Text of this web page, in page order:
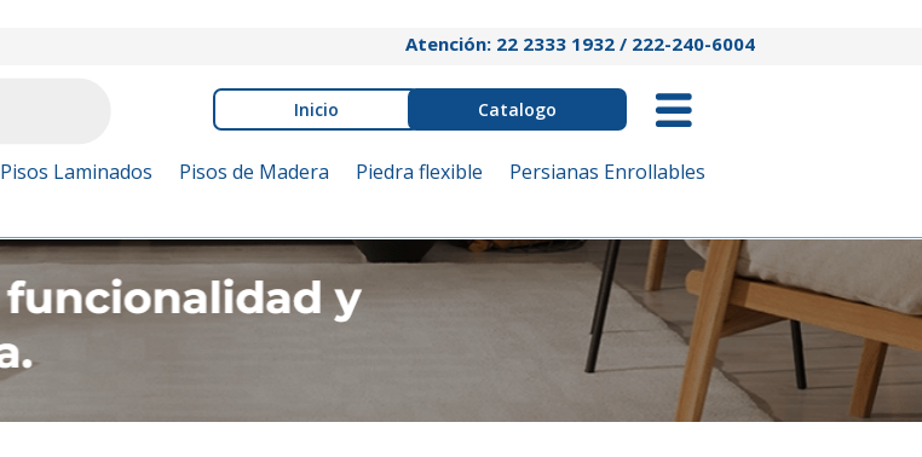
Atención: 22 2333 1932 / 222-240-6004
Inicio Catalogo
Pisos Laminados Pisos de Madera Piedra flexible
Persianas Enrollables